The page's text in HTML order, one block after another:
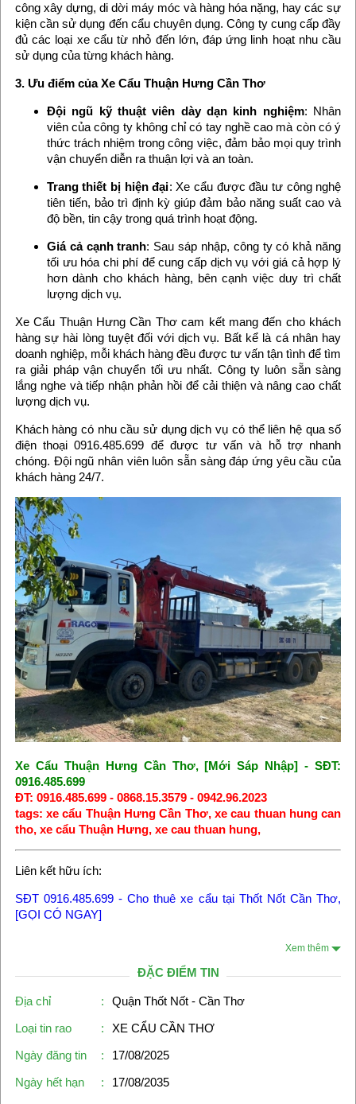
công xây dựng, di dời máy móc và hàng hóa nặng, hay các sự
kiện cần sử dụng đến cẩu chuyên dụng. Công ty cung cấp đầy
đủ các loại xe cẩu từ nhỏ đến lớn, đáp ứng linh hoạt nhu cầu
sử dụng của từng khách hàng.
3. Ưu điểm của Xe Cẩu Thuận Hưng Cần Thơ
Đội ngũ kỹ thuật viên dày dạn kinh nghiệm: Nhân
viên của công ty không chỉ có tay nghề cao mà còn có ý
thức trách nhiệm trong công việc, đảm bảo mọi quy trình
vận chuyển diễn ra thuận lợi và an toàn.
Trang thiết bị hiện đại: Xe cẩu được đầu tư công nghệ
tiên tiến, bảo trì định kỳ giúp đảm bảo năng suất cao và
độ bền, tin cậy trong quá trình hoạt động.
Giá cả cạnh tranh: Sau sáp nhập, công ty có khả năng
tối ưu hóa chi phí để cung cấp dịch vụ với giá cả hợp lý
hơn dành cho khách hàng, bên cạnh việc duy trì chất
lượng dịch vụ.
Xe Cẩu Thuận Hưng Cần Thơ cam kết mang đến cho khách
hàng sự hài lòng tuyệt đối với dịch vụ. Bất kể là cá nhân hay
doanh nghiệp, mỗi khách hàng đều được tư vấn tận tình để tìm
ra giải pháp vận chuyển tối ưu nhất. Công ty luôn sẵn sàng
lắng nghe và tiếp nhận phản hồi để cải thiện và nâng cao chất
lượng dịch vụ.
Khách hàng có nhu cầu sử dụng dịch vụ có thể liên hệ qua số
điện thoại 0916.485.699 để được tư vấn và hỗ trợ nhanh
chóng. Đội ngũ nhân viên luôn sẵn sàng đáp ứng yêu cầu của
khách hàng 24/7.
Xe Cẩu Thuận Hưng Cần Thơ, [Mới Sáp Nhập] - SĐT:
0916.485.699
ĐT: 0916.485.699 - 0868.15.3579 - 0942.96.2023
tags: xe cẩu Thuận Hưng Cần Thơ, xe cau thuan hung can
tho, xe cẩu Thuận Hưng, xe cau thuan hung,
Liên kết hữu ích:
SĐT 0916.485.699 - Cho thuê xe cẩu tại Thốt Nốt Cần Thơ,
[GỌI CÓ NGAY]
Xem thêm
ĐẶC ĐIỂM TIN
Địa chỉ :
Quận Thốt Nốt - Cần Thơ
Loại tin rao
:
XE CẨU CẦN THƠ
Ngày đăng tin
:
17/08/2025
Ngày hết hạn
: 17/08/2035